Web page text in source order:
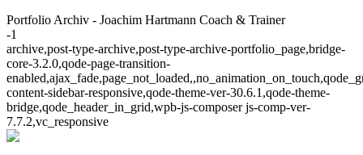
Portfolio Archiv - Joachim Hartmann Coach & Trainer
-1
archive,post-type-archive,post-type-archive-portfolio_page,bridge-
core-3.2.0,qode-page-transition-
content-sidebar-responsive,qode-theme-ver-30.6.1,qode-theme-
bridge,qode_header_in_grid,wpb-js-composer js-comp-ver-
7.7.2,vc_responsive